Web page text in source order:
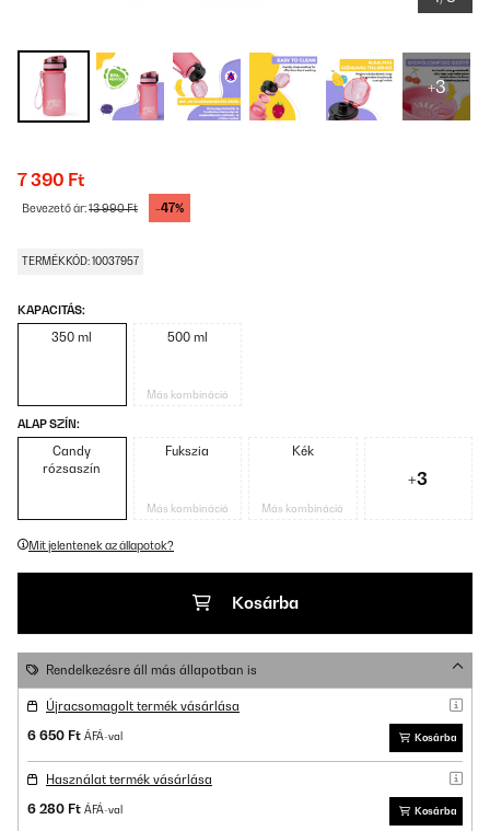
+3
7 390 Ft
Bevezető ár:13 990 Ft -47%
TERMÉKKÓD: 10037957
KAPACITÁS:
350 ml 500 ml
Más kombináció
ALAP SZÍN:
Candy
rózsaszín
Fukszia
Más kombináció
Kék
Más kombináció
+3
Mit jelentenek az állapotok?
Kosárba
Rendelkezésre áll más állapotban is
Újracsomagolt termék vásárlása
6 650 Ft ÁFÁ-val Kosárba
Használat termék vásárlása
6 280 Ft ÁFÁ-val Kosárba